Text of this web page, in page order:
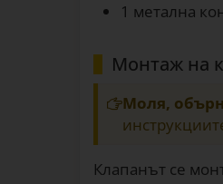
1 метална
Монтаж на
Моля,
Клапанът се